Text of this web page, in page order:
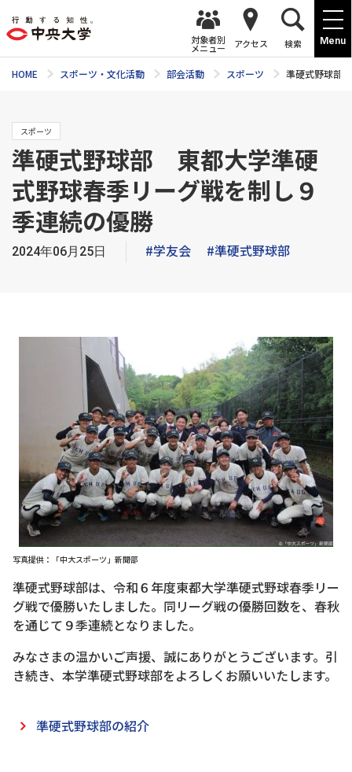
Menu
対象者別
メニュー アクセス 検索
HOME スポーツ・文化活動 部会活動 スポーツ 準硬式野球部
スポーツ
準硬式野球部 東都大学準硬
式野球春季リーグ戦を制し９
季連続の優勝
2024年06月25日 #学友会 #準硬式野球部
写真提供：「中大スポーツ」新聞部
準硬式野球部は、令和６年度東都大学準硬式野球春季リー
グ戦で優勝いたしました。同リーグ戦の優勝回数を、春秋
を通じて９季連続となりました。
みなさまの温かいご声援、誠にありがとうございます。引
き続き、本学準硬式野球部をよろしくお願いいたします。
準硬式野球部の紹介